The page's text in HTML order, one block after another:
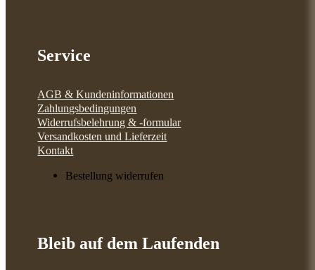
Service
AGB & Kundeninformationen
Zahlungsbedingungen
Widerrufsbelehrung & -formular
Versandkosten und Lieferzeit
Kontakt
Bestellung widerrufen
Bleib auf dem Laufenden